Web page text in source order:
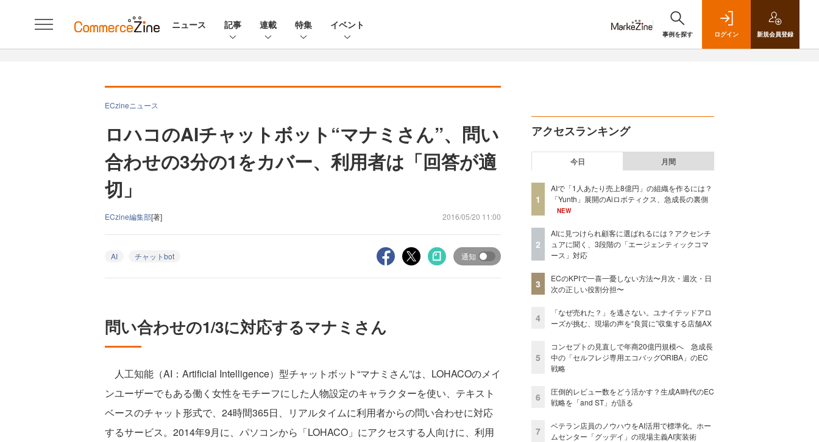
ニュース 記事 連載 特集 イベント
事例を探す ログイン 新規会員登録
ECzineニュース
ロハコのAIチャットボット“マナミさん”、問い
合わせの3分の1をカバー、利用者は「回答が適
切」
ECzine編集部[著] 2016/05/20 11:00
AI チャットbot 通知
問い合わせの1/3に対応するマナミさん
人工知能（AI：Artificial Intelligence）型チャットボット“マナミさん”は、LOHACOのメイ
ンユーザーでもある働く女性をモチーフにした人物設定のキャラクターを使い、テキスト
ベースのチャット形式で、24時間365日、リアルタイムに利用者からの問い合わせに対応
するサービス。2014年9月に、パソコンから「LOHACO」にアクセスする人向けに、利用
アクセスランキング
今日 月間
1
AIで「1人あたり売上8億円」の組織を作るには？
「Yunth」展開のAiロボティクス、急成長の裏側
NEW
2
AIに見つけられ顧客に選ばれるには？アクセンチ
ュアに聞く、3段階の「エージェンティックコマ
ース」対応
3
ECのKPIで一喜一憂しない方法〜月次・週次・日
次の正しい役割分担〜
4
「なぜ売れた？」を逃さない。ユナイテッドアロ
ーズが挑む、現場の声を“良質に”収集する店舗AX
5
コンセプトの見直しで年商20億円規模へ 急成長
中の「セルフレジ専用エコバッグORIBA」のEC
戦略
6
圧倒的レビュー数をどう活かす？生成AI時代のEC
戦略を「and ST」が語る
7
ベテラン店員のノウハウをAI活用で標準化。ホー
ムセンター「グッデイ」の現場主義AI実装術